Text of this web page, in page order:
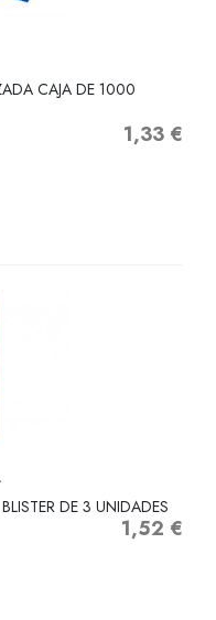
CAJA DE 1000
Precio
1,33 €
DE 3 UNIDADES
Precio
1,52 €